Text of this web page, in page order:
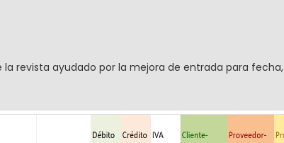
revista ayudado por la mejora de entrada para fecha,